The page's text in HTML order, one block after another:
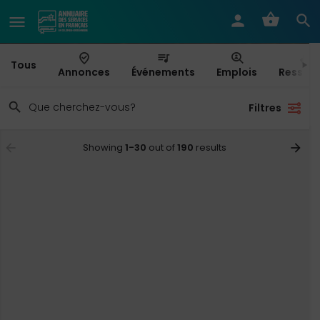
Tous Annonces Événements Emplois
Filtres
Showing 1-30 out of190 results